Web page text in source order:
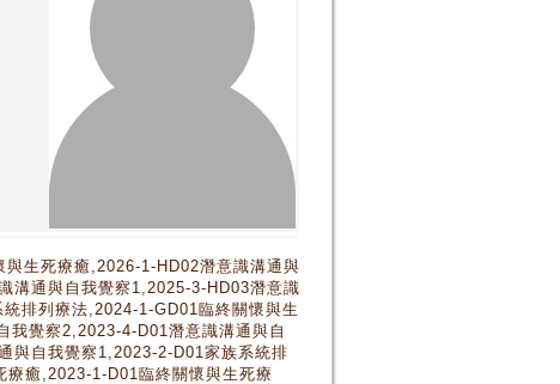
與生死療癒,2026-1-HD02潛意識溝通與
溝通與自我覺察1,2025-3-HD03潛意識
排列療法,2024-1-GD01臨終關懷與生
我覺察2,2023-4-D01潛意識溝通與自
與自我覺察1,2023-2-D01家族系統排
療癒,2023-1-D01臨終關懷與生死療